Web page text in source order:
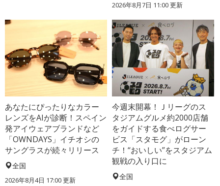
2026年8月7日 11:00更新
あなたにぴったりなカラー
レンズをAIが診断！スペイン
発アイウェアブランドなど
「OWNDAYS」イチオシの
サングラスが続々リリース
全国
2026年8月4日 17:00更新
今週末開幕！Ｊリーグのス
タジアムグルメ約2000店舗
をガイドする食べログサー
ビス「スタモグ」がローン
チ！“おいしい”をスタジアム
観戦の入り口に
全国